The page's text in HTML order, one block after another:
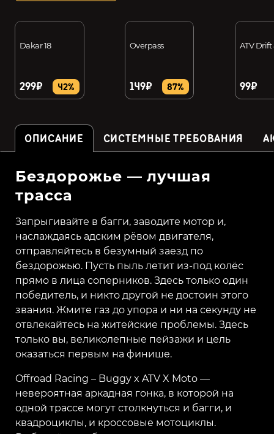
Dakar 18
299₽ 42%
Overpass
149₽ 87%
ATV Drift
99₽
ОПИСАНИЕ СИСТЕМНЫЕ ТРЕБОВАНИЯ
Бездорожье — лучшая
трасса
Запрыгивайте в багги, заводите мотор и,
наслаждаясь адским рёвом двигателя,
отправляйтесь в безумный заезд по
бездорожью. Пусть пыль летит из-под колёс
прямо в лица соперников. Здесь только один
победитель, и никто другой не достоин этого
звания. Жмите газ до упора и ни на секунду не
отвлекайтесь на житейские проблемы. Здесь
только вы, великолепные пейзажи и цель
оказаться первым на финише.
Offroad Racing – Buggy x ATV X Moto —
невероятная аркадная гонка, в которой на
одной трассе могут столкнуться и багги, и
квадроциклы, и кроссовые мотоциклы.